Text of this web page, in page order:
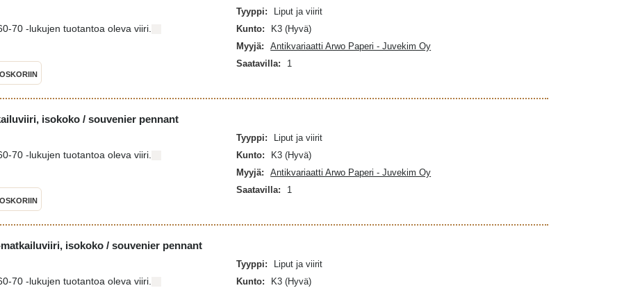
70 -lukujen tuotantoa oleva viiri.
Tyyppi:
Liput ja viirit
Kunto:
K3 (Hyvä)
Myyjä:
Antikvariaatti Arwo Paperi - Juvekim Oy
Saatavilla:
1
isokoko / souvenier pennant
70 -lukujen tuotantoa oleva viiri.
Tyyppi:
Liput ja viirit
Kunto:
K3 (Hyvä)
Myyjä:
Antikvariaatti Arwo Paperi - Juvekim Oy
Saatavilla:
1
isokoko / souvenier pennant
70 -lukujen tuotantoa oleva viiri.
Tyyppi:
Liput ja viirit
Kunto:
K3 (Hyvä)